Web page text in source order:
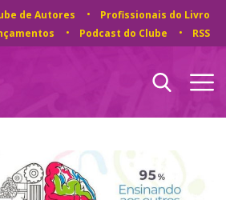
de Autores
Profissionais do Livro
Podcast do Clube RSS